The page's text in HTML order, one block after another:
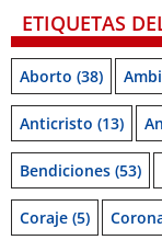
ETIQUETAS
Aborto (38)
Anticristo (13)
Bendiciones (53)
Coraje (5)